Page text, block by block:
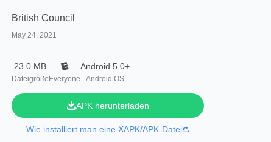
British Council
May 24, 2021
23.0 MB
Dateigröße Everyone
Android 5.0+
Android OS
APK herunterladen
Wie installiert man eine XAPK/APK-Datei